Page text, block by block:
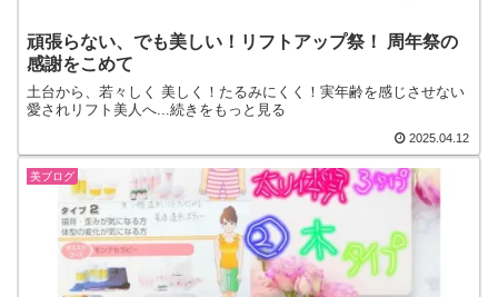
頑張らない、でも美しい！リフトアップ祭！ 周年祭の
感謝をこめて
土台から、若々しく 美しく！たるみにくく！実年齢を感じさせない
愛されリフト美人へ...続きをもっと見る
2025.04.12
美ブログ